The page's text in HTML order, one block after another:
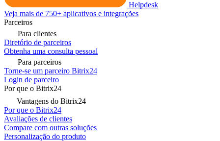
Helpdesk
Veja mais de 750+ aplicativos e integrações
Parceiros
Para clientes
Diretório de parceiros
Obtenha uma consulta pessoal
Para parceiros
Torne-se um parceiro Bitrix24
Login de parceiro
Por que o Bitrix24
Vantagens do Bitrix24
Por que o Bitrix24
Avaliações de clientes
Compare com outras soluções
Personalização do produto